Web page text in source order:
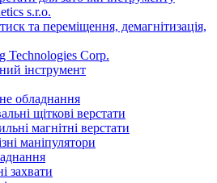
s.r.o.
та переміщення, демагнітизація,
Technologies Corp.
інструмент
обладнання
щіткові верстати
магнітні верстати
маніпулятори
захвати